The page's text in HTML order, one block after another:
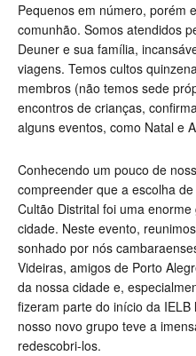
Pequenos em número, porém
comunhão. Somos atendidos
Deuner e sua família,
viagens. Temos cultos
membros (não temos sede
encontros de crianças,
alguns eventos, como Natal e
Conhecendo um pouco de
compreender que a escolha
Cultão Distrital foi uma
cidade. Neste evento,
sonhado por nós
Videiras, amigos de Porto
da nossa cidade e,
fizeram parte do início da
nosso novo grupo teve a
redescobri-los.